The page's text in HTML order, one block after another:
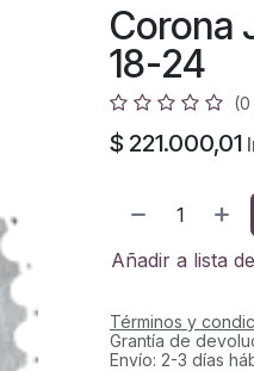
Corona
18-24
(0
$ 221.000,01
Añadir a lista
Términos y
Grantía de
Envío: 2-3 días